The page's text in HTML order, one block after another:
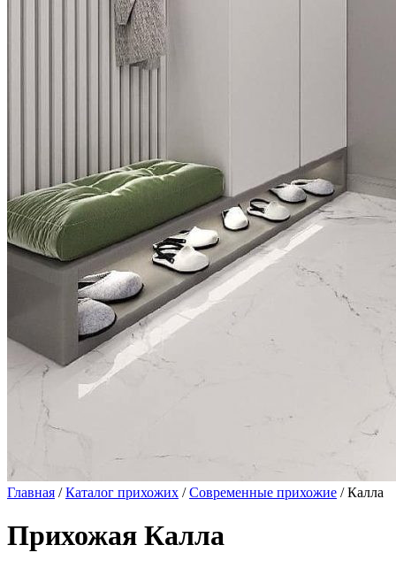
Главная /Каталог прихожих /Современные прихожие / Калла
Прихожая Калла